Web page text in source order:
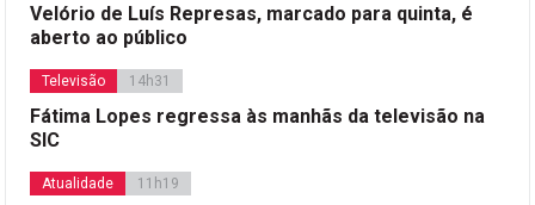
Velório de Luís Represas, marcado para quinta, é
aberto ao público
Televisão 14h31
Fátima Lopes regressa às manhãs da televisão na
SIC
Atualidade 11h19